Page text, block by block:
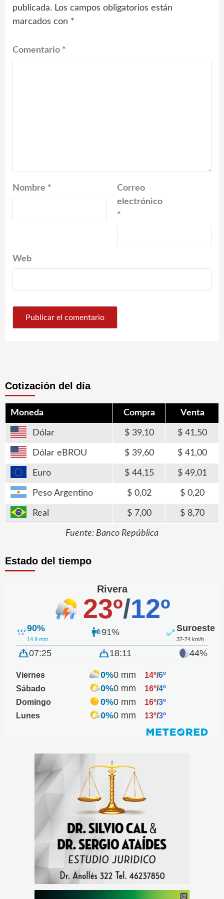
publicada. Los campos obligatorios están
marcados con *
Comentario *
Nombre *
Correo
electrónico
*
Web
Cotización del día
Moneda Compra Venta
Dólar 39,10 41,50
Dólar eBROU 39,60 41,00
Euro 44,15 49,01
Peso Argentino 0,02 0,20
Real 7,00 8,70
Fuente: Banco República
Estado del tiempo
Rivera
23º/12º
90%
14.9 mm
91% Suroeste
37-74 km/h
07:25 18:11 44%
Viernes 0%0 mm 14º/6º
Sábado
0%0 mm 16º/4º
Domingo
0%0 mm 16º/3º
Lunes
0%0 mm 13º/3º